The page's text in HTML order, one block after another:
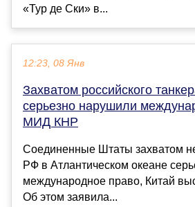
«Тур де Ски» в...
12:23, 08 Янв
Захватом российского
серьезно нарушили
МИД КНР
Соединенные Штаты захватом
РФ в Атлантическом океане
международное право, Китай
Об этом заявила...